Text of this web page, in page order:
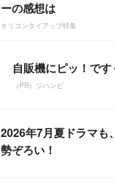
ーの感想は
オリコンタイアップ特集
自販機にピッ！で
（PR）ジハンピ
2026年7月夏ドラマも
勢ぞろい！